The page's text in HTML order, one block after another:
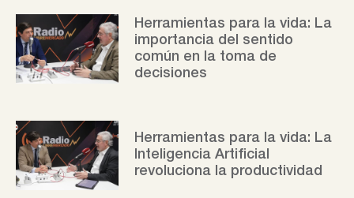
Herramientas para la vida: La
importancia del sentido
común en la toma de
decisiones
Herramientas para la vida: La
Inteligencia Artificial
revoluciona la productividad